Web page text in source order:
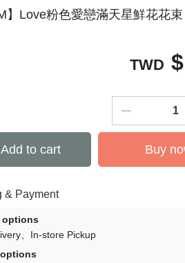
】Love粉色愛戀滿天星鮮花花
TWD $
Add to cart Buy
& Payment
options
In-store Pickup